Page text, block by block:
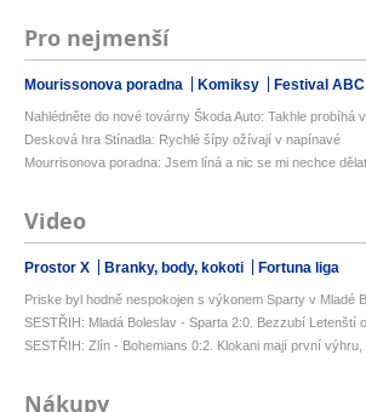
Pro nejmenší
Mourissonova poradna Komiksy Festival ABC
Nahlédněte do nové továrny Škoda Auto: Takhle probíhá
Desková hra Stínadla: Rychlé šípy ožívají v napínavé
Mourrisonova poradna: Jsem líná a nic se mi nechce
Video
Prostor X Branky, body, kokoti Fortuna liga
Priske byl hodně nespokojen s výkonem Sparty v Mladé
SESTŘIH: Mladá Boleslav - Sparta 2:0. Bezzubí Letenští
SESTŘIH: Zlín - Bohemians 0:2. Klokani mají první výhru,
Nákupy